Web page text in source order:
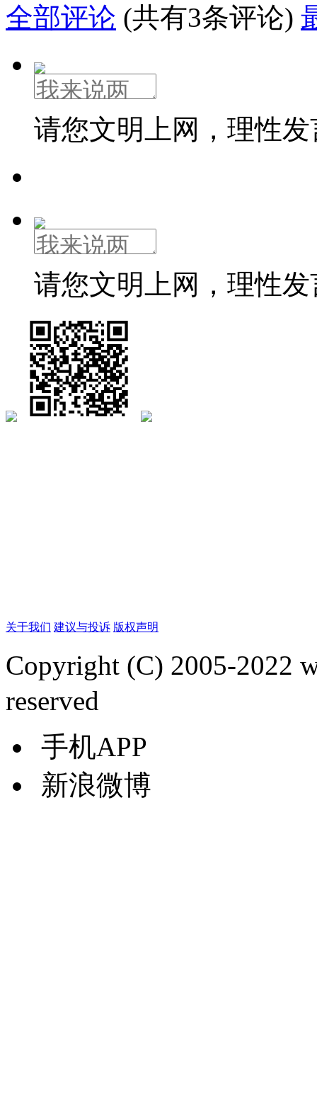
全部评论 (共有3条评论)
请您文明上网，理性
请您文明上网，理性
关于我们 建议与投诉 版权声明
Copyright (C) 2005-2022
reserved
手机APP
新浪微博